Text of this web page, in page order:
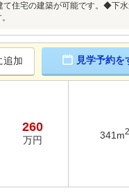
住宅の建築が可能です。◆下
追加 見学予約を
260
万円 341m2